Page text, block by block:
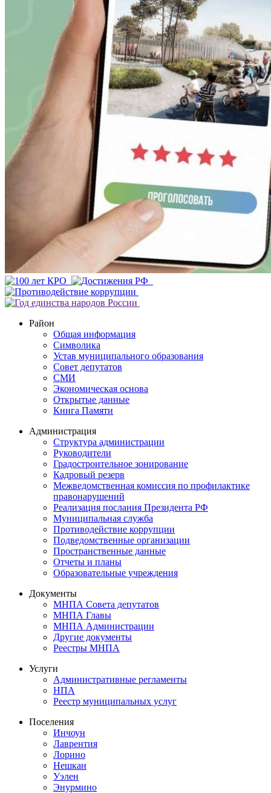
Район
Общая информация
Символика
Устав муниципального образования
Совет депутатов
СМИ
Экономическая основа
Открытые данные
Книга Памяти
Администрация
Структура администрации
Руководители
Градостроительное зонирование
Кадровый резерв
Межведомственная комиссия по профилактике
правонарушений
Реализация послания Президента РФ
Муниципальная служба
Противодействие коррупции
Подведомственные организации
Пространственные данные
Отчеты и планы
Образовательные учреждения
Документы
МНПА Совета депутатов
МНПА Главы
МНПА Администрации
Другие документы
Реестры МНПА
Услуги
Административные регламенты
НПА
Реестр муниципальных услуг
Поселения
Инчоун
Лаврентия
Лорино
Нешкан
Уэлен
Энурмино